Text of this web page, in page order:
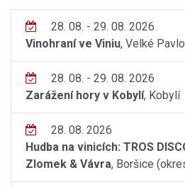
28. 08. - 29. 08. 2026
Vinohraní ve Viniu, Velké
28. 08. - 29. 08. 2026
Zarážení hory v Kobylí, Kobylí
28. 08. 2026
Hudba na vinicích: TROS
Zlomek & Vávra, Boršice